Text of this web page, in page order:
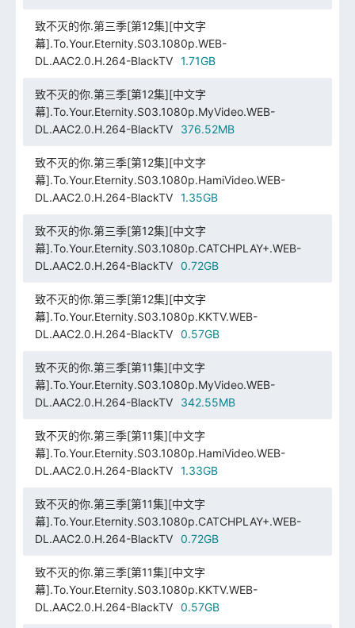
致不灭的你.第三季[第12集][中文字
幕].To.Your.Eternity.S03.1080p.WEB-
DL.AAC2.0.H.264-BlackTV
1.71GB
致不灭的你.第三季[第12集][中文字
幕].To.Your.Eternity.S03.1080p.MyVideo.WEB-
DL.AAC2.0.H.264-BlackTV
376.52MB
致不灭的你.第三季[第12集][中文字
幕].To.Your.Eternity.S03.1080p.HamiVideo.WEB-
DL.AAC2.0.H.264-BlackTV
1.35GB
致不灭的你.第三季[第12集][中文字
幕].To.Your.Eternity.S03.1080p.CATCHPLAY+.WEB-
DL.AAC2.0.H.264-BlackTV
0.72GB
致不灭的你.第三季[第12集][中文字
幕].To.Your.Eternity.S03.1080p.KKTV.WEB-
DL.AAC2.0.H.264-BlackTV
0.57GB
致不灭的你.第三季[第11集][中文字
幕].To.Your.Eternity.S03.1080p.MyVideo.WEB-
DL.AAC2.0.H.264-BlackTV
342.55MB
致不灭的你.第三季[第11集][中文字
幕].To.Your.Eternity.S03.1080p.HamiVideo.WEB-
DL.AAC2.0.H.264-BlackTV
1.33GB
致不灭的你.第三季[第11集][中文字
幕].To.Your.Eternity.S03.1080p.CATCHPLAY+.WEB-
DL.AAC2.0.H.264-BlackTV
0.72GB
致不灭的你.第三季[第11集][中文字
幕].To.Your.Eternity.S03.1080p.KKTV.WEB-
DL.AAC2.0.H.264-BlackTV
0.57GB